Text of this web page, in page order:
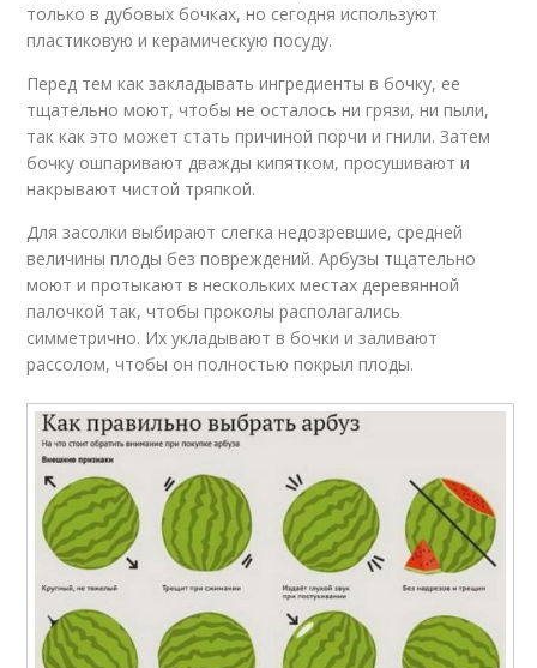
только в дубовых бочках, но сегодня используют
пластиковую и керамическую посуду.
Перед тем как закладывать ингредиенты в бочку, ее
тщательно моют, чтобы не осталось ни грязи, ни пыли,
так как это может стать причиной порчи и гнили. Затем
бочку ошпаривают дважды кипятком, просушивают и
накрывают чистой тряпкой.
Для засолки выбирают слегка недозревшие, средней
величины плоды без повреждений. Арбузы тщательно
моют и протыкают в нескольких местах деревянной
палочкой так, чтобы проколы располагались
симметрично. Их укладывают в бочки и заливают
рассолом, чтобы он полностью покрыл плоды.